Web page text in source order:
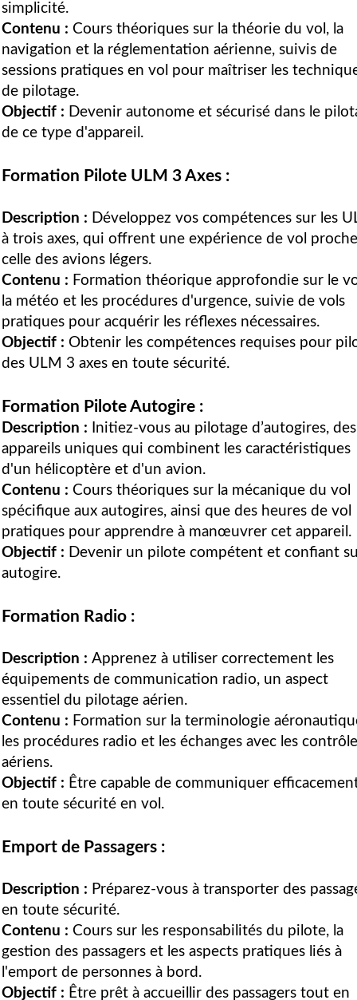
simplicité.
Contenu : Cours théoriques sur la théorie du vol, la
navigation et la réglementation aérienne, suivis de
sessions pratiques en vol pour maîtriser les
de pilotage.
Objectif : Devenir autonome et sécurisé dans le
de ce type d'appareil.
Formation Pilote ULM 3 Axes :
Description : Développez vos compétences sur les
à trois axes, qui offrent une expérience de vol
celle des avions légers.
Contenu : Formation théorique approfondie sur le
la météo et les procédures d'urgence, suivie de vols
pratiques pour acquérir les réflexes nécessaires.
Objectif : Obtenir les compétences requises pour
des ULM 3 axes en toute sécurité.
Formation Pilote Autogire :
Description : Initiez-vous au pilotage d’autogires, des
appareils uniques qui combinent les caractéristiques
d'un hélicoptère et d'un avion.
Contenu : Cours théoriques sur la mécanique du vol
spécifique aux autogires, ainsi que des heures de vol
pratiques pour apprendre à manœuvrer cet appareil.
Objectif : Devenir un pilote compétent et confiant
autogire.
Formation Radio :
Description : Apprenez à utiliser correctement les
équipements de communication radio, un aspect
essentiel du pilotage aérien.
Contenu : Formation sur la terminologie
les procédures radio et les échanges avec les
aériens.
Objectif : Être capable de communiquer
en toute sécurité en vol.
Emport de Passagers :
Description : Préparez-vous à transporter des
en toute sécurité.
Contenu : Cours sur les responsabilités du pilote, la
gestion des passagers et les aspects pratiques liés à
l'emport de personnes à bord.
Objectif : Être prêt à accueillir des passagers tout en